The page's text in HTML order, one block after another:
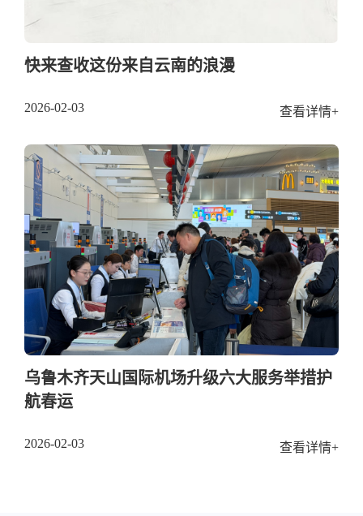
快来查收这份来自云南的浪漫
2026-02-03 查看详情+
乌鲁木齐天山国际机场升级六大服务举措护
航春运
2026-02-03 查看详情+